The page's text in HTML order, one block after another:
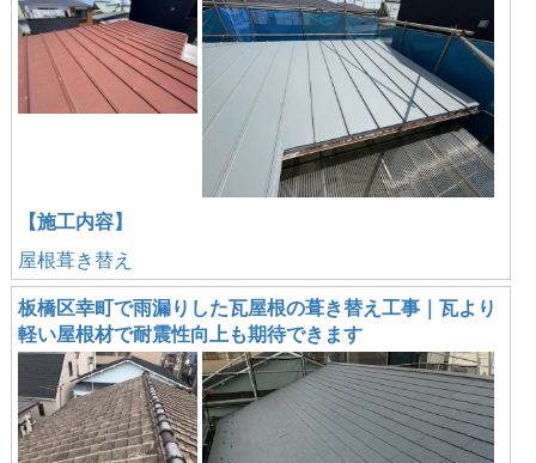
【施工内容】
屋根葺き替え
板橋区幸町で雨漏りした瓦屋根の葺き替え工事｜瓦より
軽い屋根材で耐震性向上も期待できます